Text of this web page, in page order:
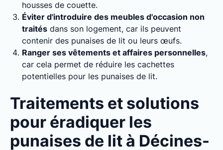
housses de couette.
Éviter d'introduire des meubles d'occasion non
traités dans son logement, car ils peuvent
contenir des punaises de lit ou leurs œufs.
Ranger ses vêtements et affaires personnelles,
car cela permet de réduire les cachettes
potentielles pour les punaises de lit.
Traitements et solutions
pour éradiquer les
punaises de lit à Décines-